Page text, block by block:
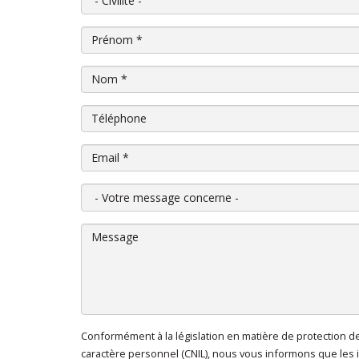
Prénom*
Nom*
Téléphone
Email*
Votre message concerne
Message
En cliquant sur "Envoyer", je consens au
Conformément à la législation en matière de protection
caractère personnel (CNIL), nous vous informons que